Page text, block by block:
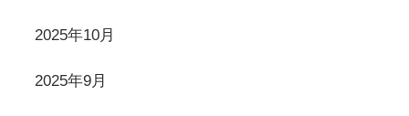
2025年10月
2025年9月